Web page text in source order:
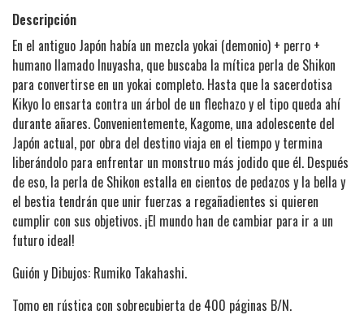
Descripción
En el antiguo Japón había un mezcla yokai (demonio) + perro +
humano llamado Inuyasha, que buscaba la mítica perla de Shikon
para convertirse en un yokai completo. Hasta que la sacerdotisa
Kikyo lo ensarta contra un árbol de un flechazo y el tipo queda ahí
durante añares. Convenientemente, Kagome, una adolescente del
Japón actual, por obra del destino viaja en el tiempo y termina
liberándolo para enfrentar un monstruo más jodido que él. Después
de eso, la perla de Shikon estalla en cientos de pedazos y la bella y
el bestia tendrán que unir fuerzas a regañadientes si quieren
cumplir con sus objetivos. ¡El mundo han de cambiar para ir a un
futuro ideal!
Guión y Dibujos: Rumiko Takahashi.
Tomo en rústica con sobrecubierta de 400 páginas B/N.